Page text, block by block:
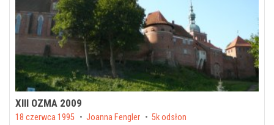
XIII OZMA 2009
Posted on
18 czerwca 1995 byJoanna Fengler 5k odsłon